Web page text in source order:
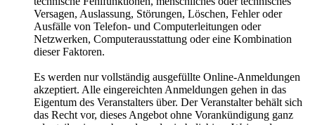
Versagen, Auslassung, Störungen, Löschen, Fehler oder
Ausfälle von Telefon- und Computerleitungen oder
Netzwerken, Computerausstattung oder eine Kombination
dieser Faktoren.
Es werden nur vollständig ausgefüllte Online-Anmeldungen
akzeptiert. Alle eingereichten Anmeldungen gehen in das
Eigentum des Veranstalters über. Der Veranstalter behält sich
das Recht vor, dieses Angebot ohne Vorankündigung ganz